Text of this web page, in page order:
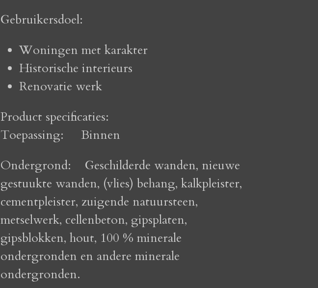
Gebruikersdoel:
Woningen met karakter
Historische interieurs
Renovatie werk
Product specificaties:
Toepassing:
Binnen
Ondergrond:
Geschilderde wanden, nieuwe
gestuukte wanden, (vlies) behang, kalkpleister,
cementpleister, zuigende natuursteen,
metselwerk, cellenbeton, gipsplaten,
gipsblokken, hout, 100 % minerale
ondergronden en andere minerale
ondergronden.